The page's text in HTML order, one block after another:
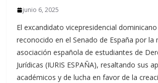
junio 6, 2025
El excandidato vicepresidencial
reconocido en el Senado de España por la
asociación española de estudiantes de
Jurídicas (IURIS ESPAÑA), resaltando sus
académicos y de lucha en favor de la